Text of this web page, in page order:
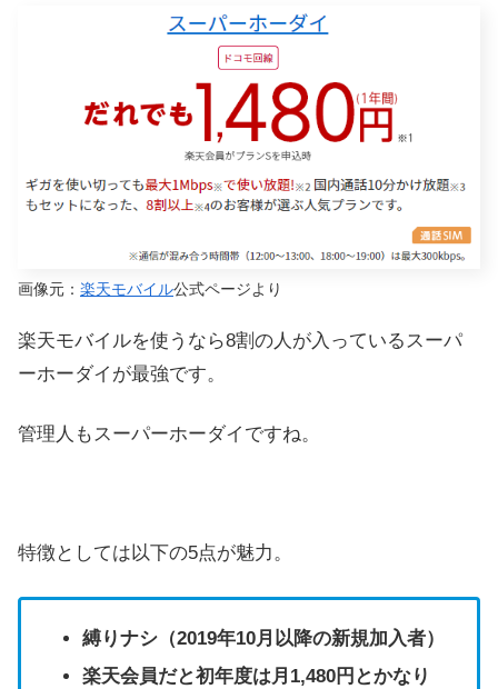
画像元： 楽天モバイル公式ページより
楽天モバイルを使うなら8割の人が入っているスーパ
ーホーダイが最強です。
管理人もスーパーホーダイですね。
特徴としては以下の5点が魅力。
縛りナシ（2019年10月以降の新規加入者）
楽天会員だと初年度は月1,480円とかなり